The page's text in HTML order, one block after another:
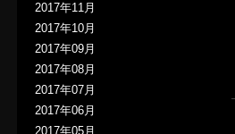
2017年11月
2017年10月
2017年09月
2017年08月
2017年07月
2017年06月
2017年05月